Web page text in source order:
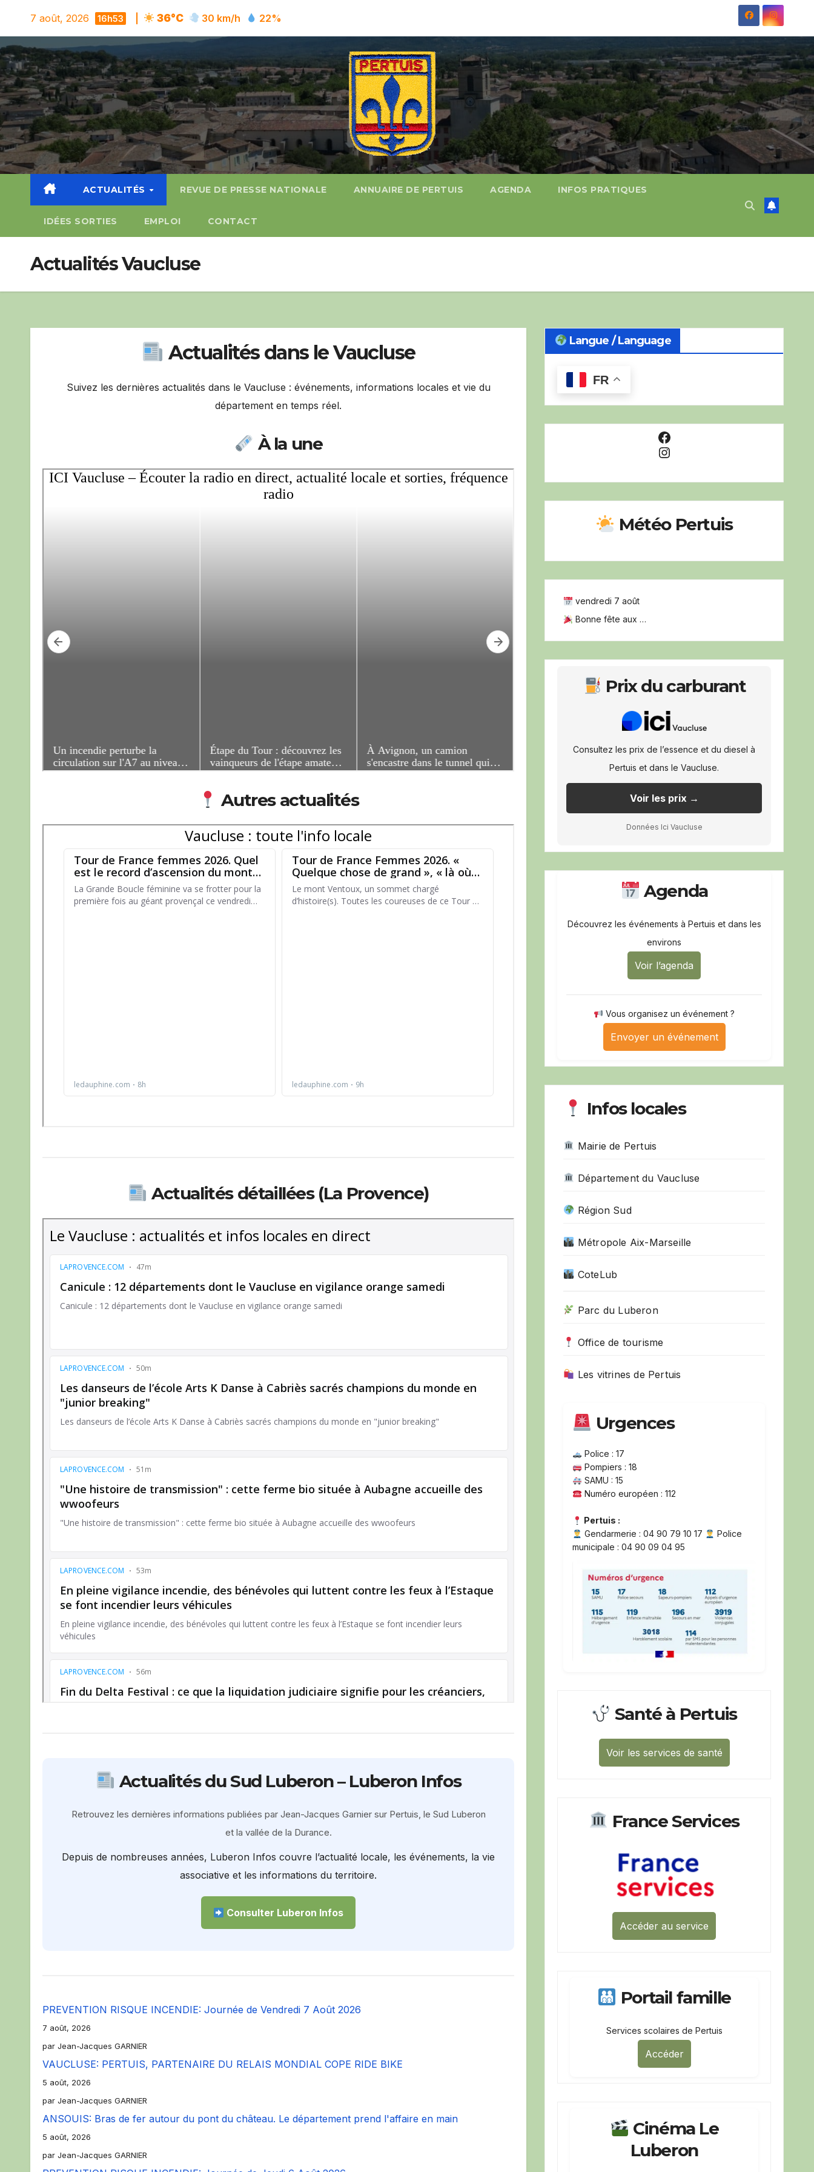
content
7 août, 2026 16h53 36°C 30 km/h 22%
ACTUALITÉS REVUE DE PRESSE NATIONALE ANNUAIRE DE PERTUIS AGENDA INFOS PRATIQUES
IDÉES SORTIES EMPLOI CONTACT
Actualités Vaucluse
Actualités dans le Vaucluse
Suivez les dernières actualités dans le Vaucluse : événements, informations locales et vie du
département en temps réel.
À la une
Autres actualités
Actualités détaillées (La Provence)
Actualités du Sud Luberon – Luberon Infos
Retrouvez les dernières informations publiées par Jean-Jacques Garnier sur Pertuis, le Sud Luberon
et la vallée de la Durance.
Depuis de nombreuses années, Luberon Infos couvre l’actualité locale, les événements, la vie
associative et les informations du territoire.
Consulter Luberon Infos
PREVENTION RISQUE INCENDIE: Journée de Vendredi 7 Août 2026
7 août, 2026
par Jean-Jacques GARNIER
VAUCLUSE: PERTUIS, PARTENAIRE DU RELAIS MONDIAL COPE RIDE BIKE
5 août, 2026
par Jean-Jacques GARNIER
ANSOUIS: Bras de fer autour du pont du château. Le département prend l'affaire en main
5 août, 2026
par Jean-Jacques GARNIER
Langue / Language
FR
Facebook
Instagram
Météo Pertuis
vendredi 7 août
Bonne fête aux …
Prix du carburant
Consultez les prix de l’essence et du diesel à
Pertuis et dans le Vaucluse.
Voir les prix →
Données Ici Vaucluse
Agenda
Découvrez les événements à Pertuis et dans les
environs
Voir l’agenda
Vous organisez un événement ?
Envoyer un événement
Infos locales
Mairie de Pertuis
Département du Vaucluse
Région Sud
Métropole Aix-Marseille
CoteLub
Parc du Luberon
Office de tourisme
Les vitrines de Pertuis
Urgences
Police : 17
Pompiers : 18
SAMU : 15
Numéro européen : 112
Pertuis :
Gendarmerie : 04 90 79 10 17
Police
municipale : 04 90 09 04 95
Santé à Pertuis
Voir les services de santé
France Services
Accéder au service
Portail famille
Services scolaires de Pertuis
Accéder
Cinéma Le
Luberon